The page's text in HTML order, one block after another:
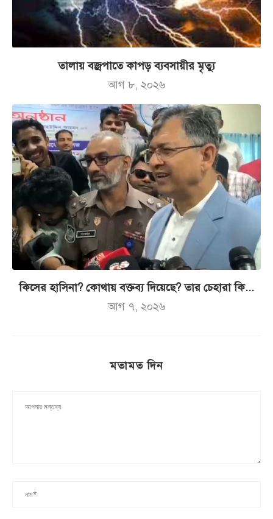
তালায় বজ্রপাতে কাপড় ব্যবসায়ীর মৃত্যু
আগ ৮, ২০২৬
কিসের হাসিনা? কোথায় বক্তব্য দিয়েছে? তার চেহারা কি...
আগ ৭, ২০২৬
মতামত দিন